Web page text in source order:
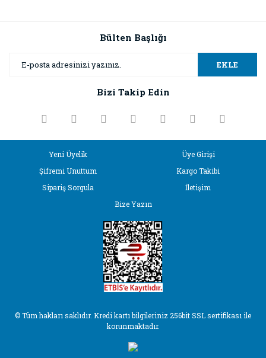
Görüş ve önerileriniz için teşekkür ederiz.
Ürün resmi kalitesiz, bozuk veya görüntülenemiyor.
Ürün bilgilerinde hatalar bulunuyor.
Gönder
Bülten Başlığı
EKLE
Bizi Takip Edin
Yeni Üyelik
Üye Girişi
Şifremi Unuttum
Kargo Takibi
Sipariş Sorgula
İletişim
Bize Yazın
© Tüm hakları saklıdır. Kredi kartı bilgileriniz 256bit SSL sertifikası ile
korunmaktadır.